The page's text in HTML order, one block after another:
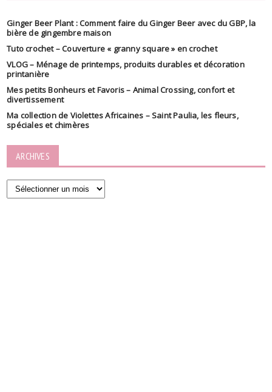
Ginger Beer Plant : Comment faire du Ginger Beer avec du GBP, la
bière de gingembre maison
Tuto crochet – Couverture « granny square » en crochet
VLOG – Ménage de printemps, produits durables et décoration
printanière
Mes petits Bonheurs et Favoris – Animal Crossing, confort et
divertissement
Ma collection de Violettes Africaines – Saint Paulia, les fleurs,
spéciales et chimères
ARCHIVES
Archives